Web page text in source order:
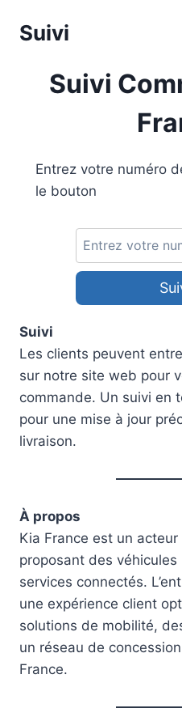
Suivi
Suivi
Entrez votre numéro
le bouton
Suivi
Les clients peuvent
sur notre site web pour
commande. Un suivi en
pour une mise à jour
livraison.
À propos
Kia France est un acteur
proposant des
services connectés.
une expérience client
solutions de mobilité,
un réseau de
France.